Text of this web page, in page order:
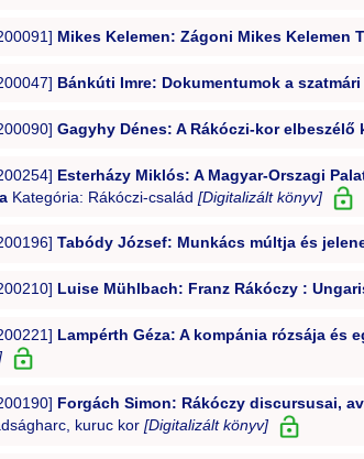
Mikes Kelemen: Zágoni Mikes Kelemen
Bánkúti Imre: Dokumentumok a
Gagyhy Dénes: A Rákóczi-kor elbeszélő
Esterházy Miklós: A Magyar-Orszagi
Kategória: Rákóczi-család [Digitalizált könyv]
Tabódy József: Munkács múltja és
Luise Mühlbach: Franz Rákóczy :
Lampérth Géza: A kompánia rózsája és
Forgách Simon: Rákóczy discursusai,
kuruc kor [Digitalizált könyv]